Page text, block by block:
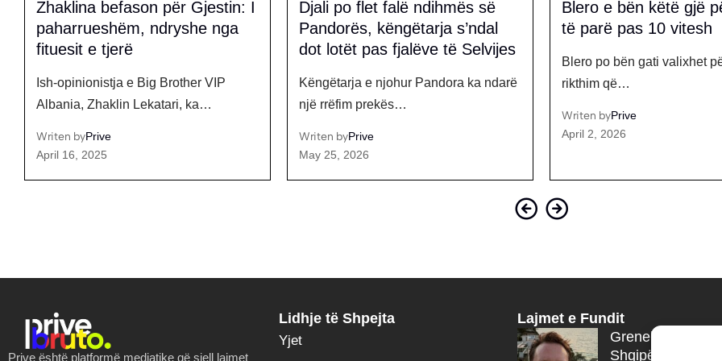
Djali po flet falë ndihmës së
Pandorës, këngëtarja s’ndal
dot lotët pas fjalëve të Selvijes
Këngëtarja e njohur Pandora ka ndarë
një rrëfim prekës…
Writen byPrive
May 25, 2026
Blero e bën këtë gjë për herë
të parë pas 10 vitesh
Blero po bën gati valixhet për një
rikthim që…
Writen by
Prive
April 2, 2026
‘Më mbante me
zbathur’, aktorja
Aktorja e humorit, Granita
Writen byPrive
Prive është platformë mediatike që sjell lajmet
Lidhje të Shpejta
Yjet
Lajmet e Fundit
Grenell zgjedh
Shqipërisë për